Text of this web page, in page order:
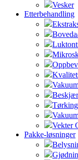
Vesker
Etterbehandling
Tørking
Vekter
Pakke-løsninger